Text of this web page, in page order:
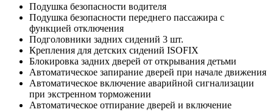
Подушка безопасности водителя
Подушка безопасности переднего пассажира с
функцией отключения
Подголовники задних сидений 3 шт.
Крепления для детских сидений ISOFIX
Блокировка задних дверей от открывания детьми
Автоматическое запирание дверей при начале движения
Автоматическое включение аварийной сигнализации
при экстренном торможении
Автоматическое отпирание дверей и включение